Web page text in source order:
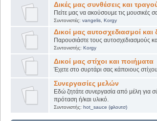
Δικές μας συνθέσεις και
Πείτε μας να ακούσουμε τις μουσικές
Συντονιστές: vangelis, Korgy
Δικοί μας αυτοσχεδιασμοί και
Παρουσιάστε τους αυτοσχεδιασμούς
Συντονιστής: Korgy
Δικοί μας στίχοι και ποιήματα
Έχετε στο συρτάρι σας κάποιους
Συνεργασίες μελών
Εδώ ζητάτε συνεργασία από μέλη για
πρόταση ή/και υλικό.
Συντονιστής: hot_sauce (φλουτσ)